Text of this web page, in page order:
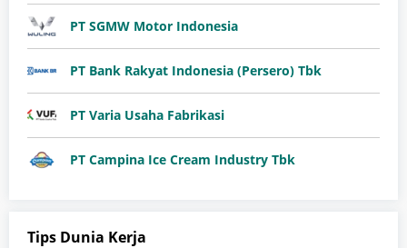
PT SGMW Motor Indonesia
PT Bank Rakyat Indonesia (Persero) Tbk
PT Varia Usaha Fabrikasi
PT Campina Ice Cream Industry Tbk
Tips Dunia Kerja